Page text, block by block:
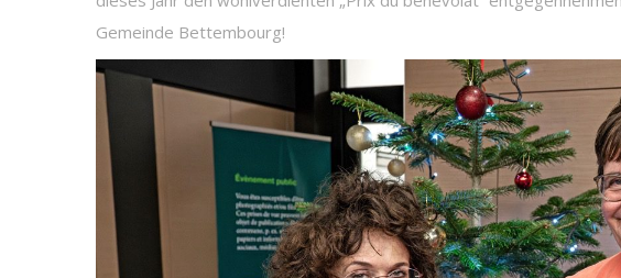
Gemeinde Bettembourg!